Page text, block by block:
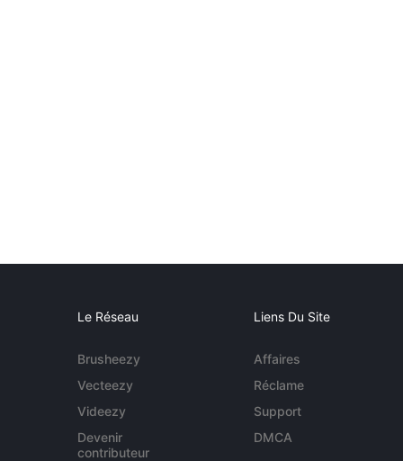
Le Réseau
Brusheezy
Vecteezy
Videezy
Devenir
contributeur
Liens Du Site
Affaires
Réclame
Support
DMCA